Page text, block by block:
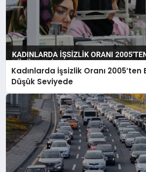
Kadınlarda İşsizlik Oranı 2005’ten
Düşük Seviyede